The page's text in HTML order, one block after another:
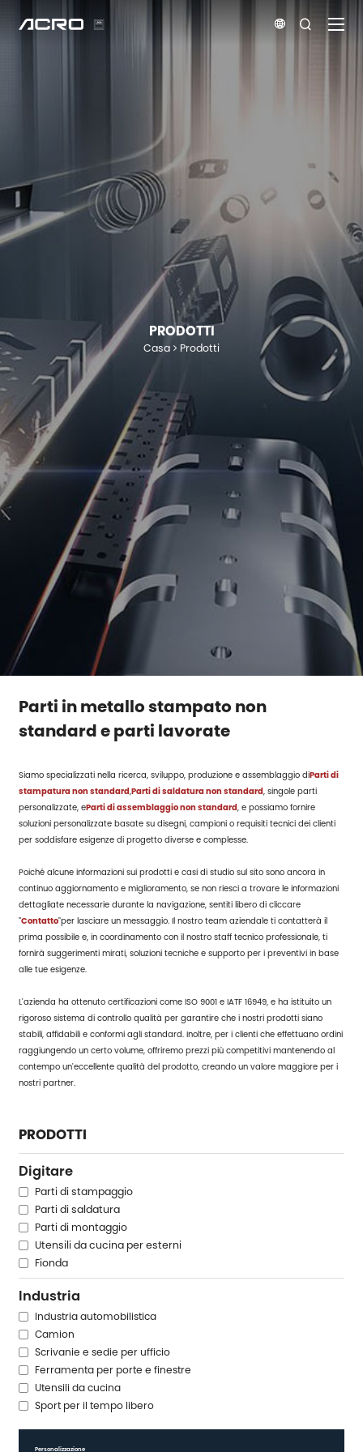
 
PRODOTTI
Casa Prodotti
Parti in metallo stampato non
standard e parti lavorate
Siamo specializzati nella ricerca, sviluppo, produzione e assemblaggio diParti di
stampatura non standard,Parti di saldatura non standard, singole parti
personalizzate, eParti di assemblaggio non standard, e possiamo fornire
soluzioni personalizzate basate su disegni, campioni o requisiti tecnici dei clienti
per soddisfare esigenze di progetto diverse e complesse.
Poiché alcune informazioni sui prodotti e casi di studio sul sito sono ancora in
continuo aggiornamento e miglioramento, se non riesci a trovare le informazioni
dettagliate necessarie durante la navigazione, sentiti libero di cliccare
"Contatto"per lasciare un messaggio. Il nostro team aziendale ti contatterà il
prima possibile e, in coordinamento con il nostro staff tecnico professionale, ti
fornirà suggerimenti mirati, soluzioni tecniche e supporto per i preventivi in base
alle tue esigenze.
L'azienda ha ottenuto certificazioni come ISO 9001 e IATF 16949, e ha istituito un
rigoroso sistema di controllo qualità per garantire che i nostri prodotti siano
stabili, affidabili e conformi agli standard. Inoltre, per i clienti che effettuano ordini
raggiungendo un certo volume, offriremo prezzi più competitivi mantenendo al
contempo un'eccellente qualità del prodotto, creando un valore maggiore per i
nostri partner.
PRODOTTI
Digitare
Parti di stampaggio
Parti di saldatura
Parti di montaggio
Utensili da cucina per esterni
Fionda
Industria
Industria automobilistica
Camion
Scrivanie e sedie per ufficio
Ferramenta per porte e finestre
Utensili da cucina
Sport per il tempo libero
Personalizzazione